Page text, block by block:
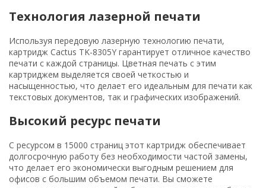
Технология лазерной печати
Используя передовую лазерную технологию печати,
картридж Cactus TK-8305Y гарантирует отличное качество
печати с каждой страницы. Цветная печать с этим
картриджем выделяется своей четкостью и
насыщенностью, что делает его идеальным для печати как
текстовых документов, так и графических изображений.
Высокий ресурс печати
С ресурсом в 15000 страниц этот картридж обеспечивает
долгосрочную работу без необходимости частой замены,
что делает его экономически выгодным решением для
офисов с большим объемом печати. Вы сможете